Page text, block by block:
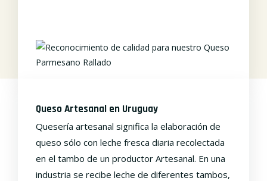
Queso Artesanal en Uruguay
Quesería artesanal significa la elaboración de
queso sólo con leche fresca diaria recolectada
en el tambo de un productor Artesanal. En una
industria se recibe leche de diferentes tambos,